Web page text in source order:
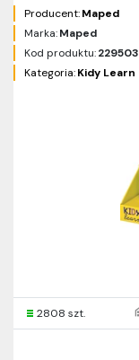
Producent:Maped
Marka:Maped
Kod produktu:229503
Kategoria:Kidy Learn
2808 szt.